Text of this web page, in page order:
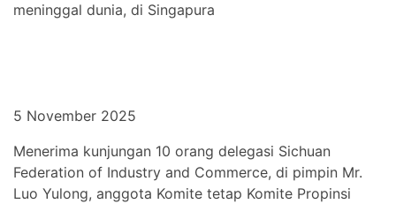
meninggal dunia, di Singapura
5 November 2025
Menerima kunjungan 10 orang delegasi Sichuan
Federation of Industry and Commerce, di pimpin Mr.
Luo Yulong, anggota Komite tetap Komite Propinsi